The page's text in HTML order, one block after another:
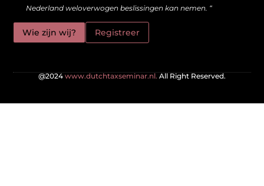
Nederland weloverwogen beslissingen kan nemen. “
Wie zijn wij? Registreer
@2024www.dutchtaxseminar.nl.All Right Reserved.